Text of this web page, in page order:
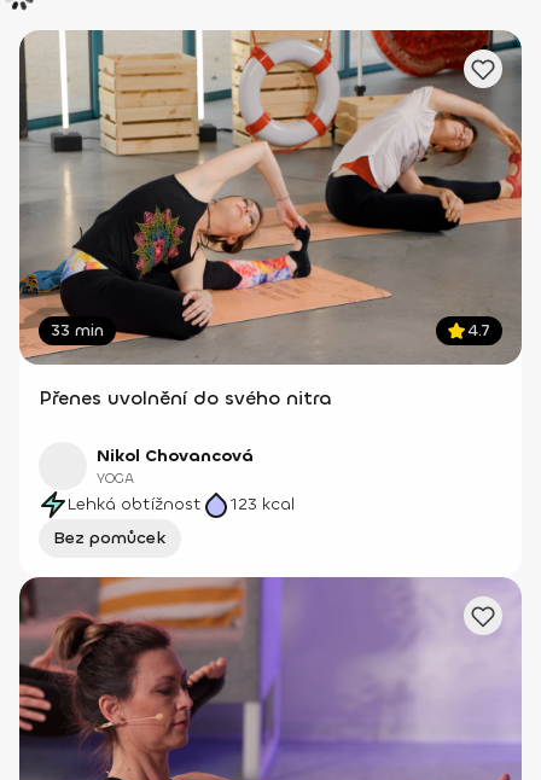
33 min 4.7
Přenes uvolnění do svého nitra
Nikol Chovancová
YOGA
Lehká obtížnost 123 kcal
Bez pomůcek